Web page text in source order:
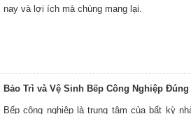
nay và lợi ích mà chúng mang lại.
Bảo Trì và Vệ Sinh Bếp Công Nghiệp Đúng
Bếp công nghiệp là trung tâm của bất kỳ